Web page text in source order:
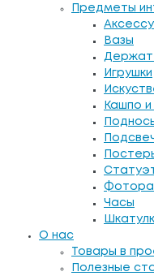
Предметы
Вазы
Игрушки
Кашпо
Часы
О нас
Товары в
Полезные